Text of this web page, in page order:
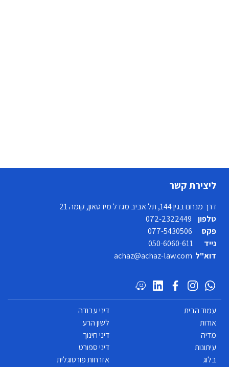
ליצירת קשר
דרך מנחם בגין 144, תל אביב מגדל מידטאון, קומה 21
טלפון 072-2322449
פקס 077-5430506
נייד
050-6060-611
דוא"ל achaz@achaz-law.com
עמוד הבית
אודות
מדיה
עיתונות
בלוג
דיני עבודה
לשון הרע
דיני חינוך
דיני ספורט
אזרחות פורטוגלית